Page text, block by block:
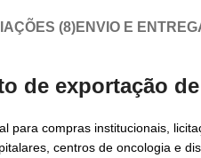
(8)ENVIO E
de exportação de
compras institucionais,
centros de oncologia e